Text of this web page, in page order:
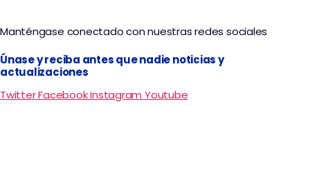
Manténgase conectado con nuestras redes sociales
Únase y reciba antes que nadie noticias y
actualizaciones
TwitterFacebookInstagram Youtube